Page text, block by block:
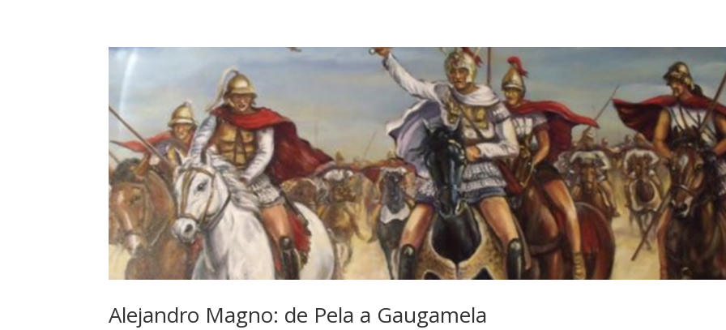
Alejandro Magno: de Pela a Gaugamela